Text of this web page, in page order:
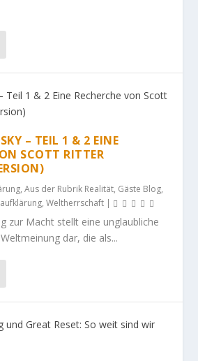
– TEIL 1 & 2 EINE
SCOTT RITTER
,Aus der Rubrik Realität, Gäste Blog,
,Weltherrschaft |
zur Macht stellt eine unglaubliche
dar, die als...